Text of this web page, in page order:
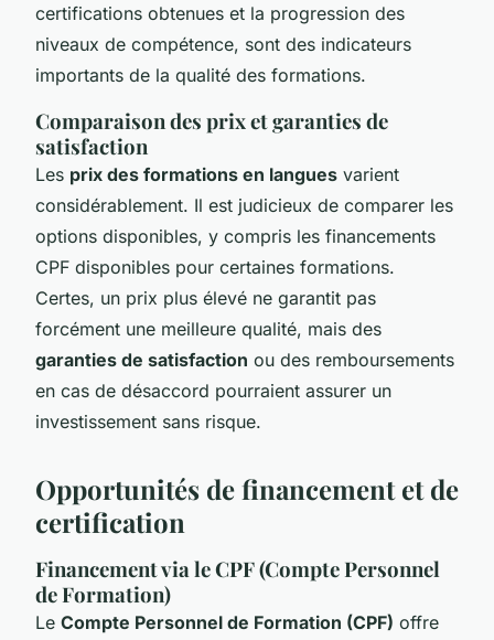
certifications obtenues et la progression des
niveaux de compétence, sont des indicateurs
importants de la qualité des formations.
Comparaison des prix et garanties de
satisfaction
Les prix des formations en langues varient
considérablement. Il est judicieux de comparer les
options disponibles, y compris les financements
CPF disponibles pour certaines formations.
Certes, un prix plus élevé ne garantit pas
forcément une meilleure qualité, mais des
garanties de satisfaction ou des remboursements
en cas de désaccord pourraient assurer un
investissement sans risque.
Opportunités de financement et de
certification
Financement via le CPF (Compte Personnel
de Formation)
Le Compte Personnel de Formation (CPF) offre